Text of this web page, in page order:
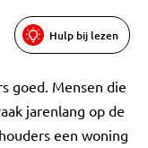
Hulp bij lezen
goed. Mensen die
jarenlang op de
een woning